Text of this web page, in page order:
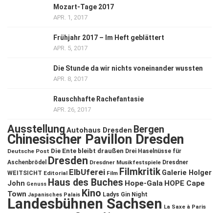
Mozart-Tage 2017
APR. 1, 2017
Frühjahr 2017 – Im Heft geblättert
APR. 5, 2017
Die Stunde da wir nichts voneinander wussten
APR. 8, 2017
Rauschhafte Rachefantasie
APR. 26, 2017
Ausstellung Autohaus Dresden Bergen
Chinesischer Pavillon Dresden
Deutsche Post Die Ente bleibt draußen Drei Haselnüsse für
Aschenbrödel
Dresden Dresdner Musikfestspiele Dresdner
WEITSICHT Editorial ElbUferei Film Filmkritik Galerie Holger
John Genuss Haus des Buches Hope-Gala HOPE Cape
Town Japanisches Palais Kino Ladys Gin Night
Landesbühnen Sachsen La Saxe à Paris